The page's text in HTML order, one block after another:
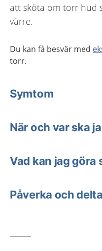
att sköta om torr hud
värre.
Du kan få besvär med
torr.
Symtom
När och var ska
Vad kan jag göra
Påverka och